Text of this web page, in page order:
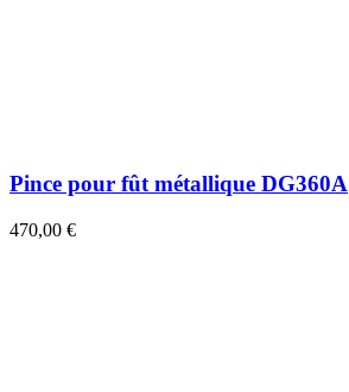
Pince pour fût métallique DG360A
470,00 €